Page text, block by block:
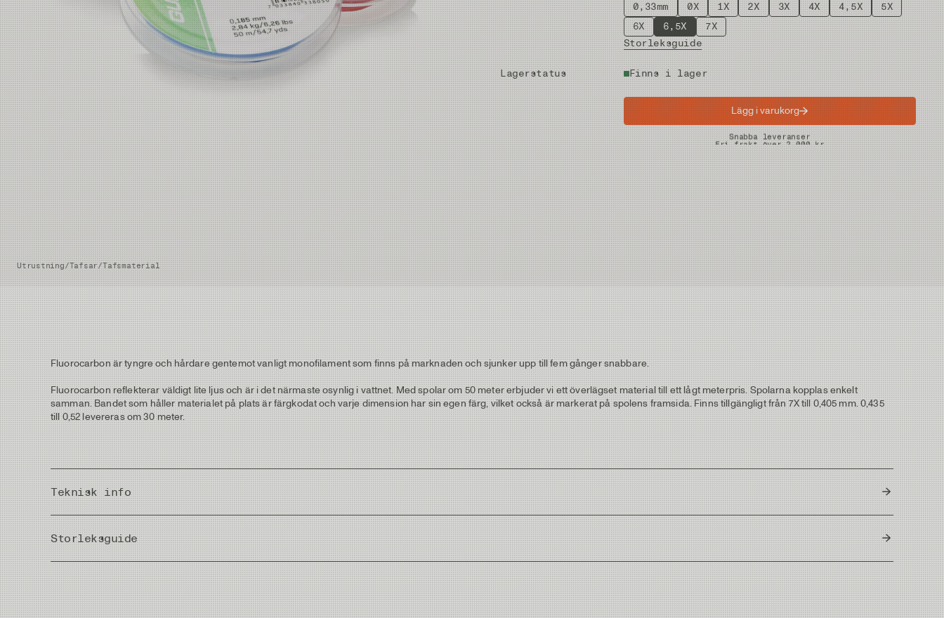
Utrustning/Tafsar/Tafsmaterial
0,33mm
0X 1X 2X 3X 4X 4,5X
5X
6X
6,5X
7X
Storleksguide
Lagerstatus Finns i lager
Lägg i varukorg
Snabba leveranser
Fri frakt över 2.000 kr
Fluorocarbon är tyngre och hårdare gentemot vanligt monofilament som finns på marknaden och sjunker upp till fem gånger snabbare.
Fluorocarbon reflekterar väldigt lite ljus och är i det närmaste osynlig i vattnet. Med spolar om 50 meter erbjuder vi ett överlägset material till ett lågt meterpris. Spolarna kopplas enkelt
samman. Bandet som håller materialet på plats är färgkodat och varje dimension har sin egen färg, vilket också är markerat på spolens framsida. Finns tillgängligt från 7X till 0,405 mm. 0,435
till 0,52 levereras om 30 meter.
Teknisk info
Country of Origin Japan
Storleksguide
Meter/Cm|Fot/Tum
Diameter Strength Length/Spool